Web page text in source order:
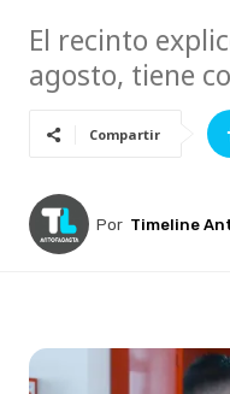
El recinto
agosto, tiene
Compartir
Por Timeline